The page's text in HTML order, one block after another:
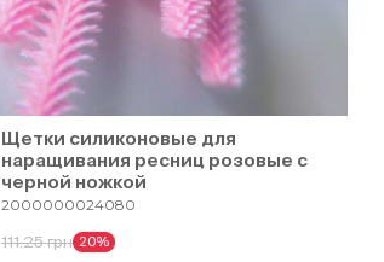
Щетки силиконовые для
наращивания ресниц розовые с
черной ножкой
2000000024080
111.25 грн 20%